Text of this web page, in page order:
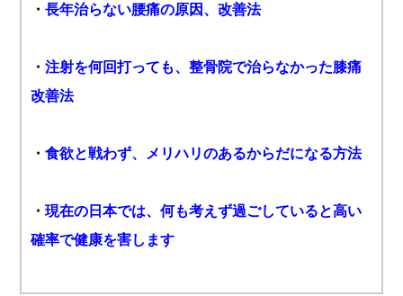
・長年治らない腰痛の原因、改善法
・注射を何回打っても、整骨院で治らなかった膝痛
改善法
・食欲と戦わず、メリハリのあるからだになる方法
・現在の日本では、何も考えず過ごしていると高い
確率で健康を害します